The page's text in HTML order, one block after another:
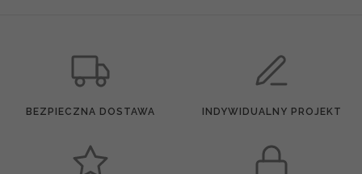
BEZPIECZNA DOSTAWA INDYWIDUALNY PROJEKT